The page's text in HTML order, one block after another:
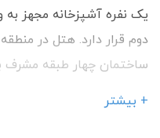
یک نفره آشپزخانه مجهز
دوم قرار دارد. هتل در
ساختمان چهار طبقه مشرف
+ بیشتر